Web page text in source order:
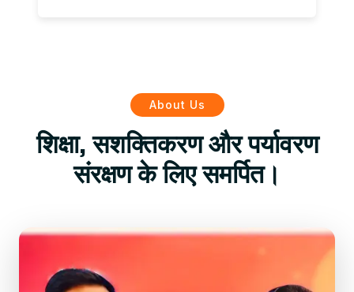
About Us
शिक्षा, सशक्तिकरण और पर्यावरण
संरक्षण के लिए समर्पित।